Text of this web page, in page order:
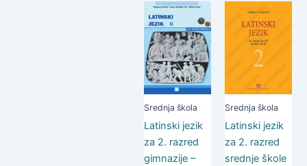
Srednja škola
Latinski jezik
za 2. razred
gimnazije –
Srednja škola
Latinski jezik
za 2. razred
srednje škole